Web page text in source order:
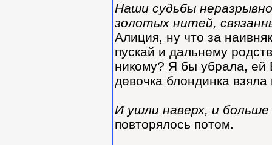
Наши судьбы
золотых нитей,
Алиция, ну что за
пускай и дальнему
никому? Я бы убрала, ей
девочка блондинка
И ушли наверх, и больше
повторялось потом.